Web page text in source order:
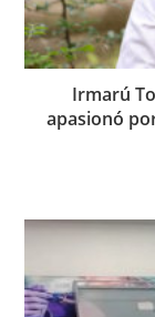
Irmarú
apasionó